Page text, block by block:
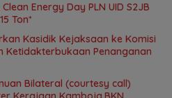
Energy Day PLN UID S2JB
Ton*
Kasidik Kejaksaan ke Komisi
Ketidakterbukaan Penanganan
Bilateral (courtesy call)